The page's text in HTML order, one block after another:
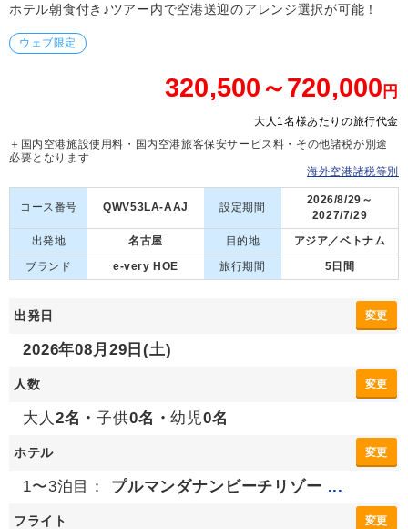
ホテル朝食付き♪ツアー内で空港送迎のアレンジ選択が可能！
ウェブ限定
320,500～720,000 円
大人1名様あたりの旅行代金
＋国内空港施設使用料・国内空港旅客保安サービス料・その他諸税が別途
必要となります
海外空港諸税等別
コース番号 QWV53LA-AAJ 設定期間
2026/8/29～
2027/7/29
出発地
名古屋 目的地
アジア／ベトナム
ブランド
e-very HOE 旅行期間 5日間
出発日 変更
2026年08月29日(土)
人数 変更
大人 2名・子供0名・幼児0名
ホテル 変更
1〜3泊目： プルマンダナンビーチリゾー ...
フライト 変更